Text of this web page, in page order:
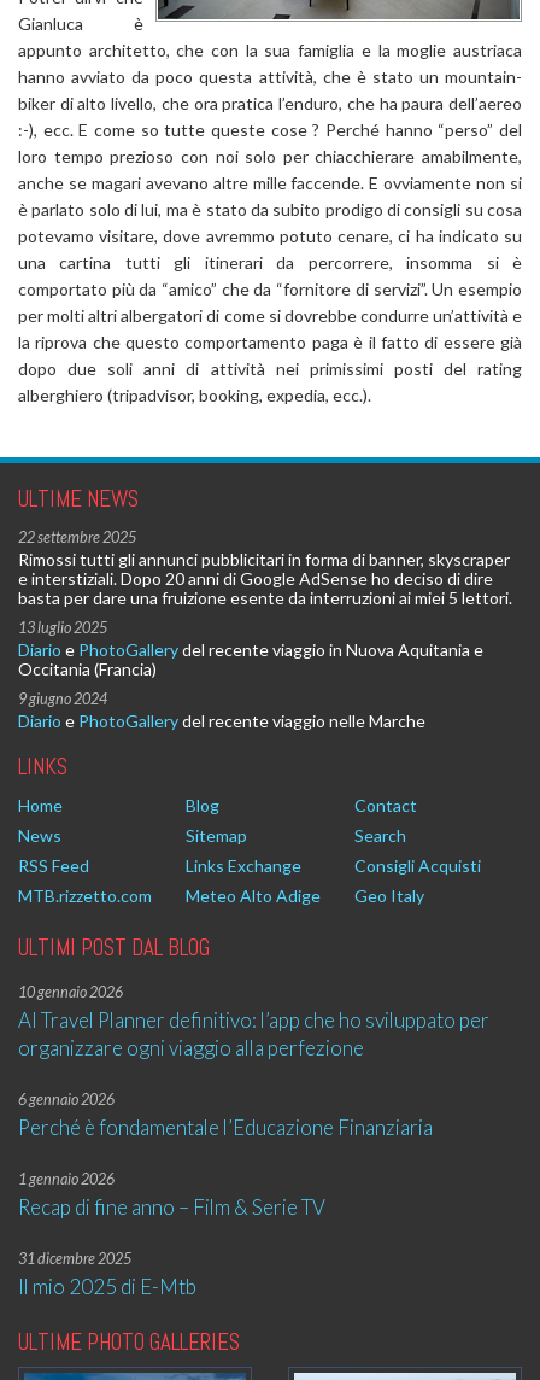
Gianluca è
appunto architetto, che con la sua famiglia e la moglie austriaca
hanno avviato da poco questa attività, che è stato un mountain-
biker di alto livello, che ora pratica l’enduro, che ha paura dell’aereo
:-), ecc. E come so tutte queste cose ? Perché hanno “perso” del
loro tempo prezioso con noi solo per chiacchierare amabilmente,
anche se magari avevano altre mille faccende. E ovviamente non si
è parlato solo di lui, ma è stato da subito prodigo di consigli su cosa
potevamo visitare, dove avremmo potuto cenare, ci ha indicato su
una cartina tutti gli itinerari da percorrere, insomma si è
comportato più da “amico” che da “fornitore di servizi”. Un esempio
per molti altri albergatori di come si dovrebbe condurre un’attività e
la riprova che questo comportamento paga è il fatto di essere già
dopo due soli anni di attività nei primissimi posti del rating
alberghiero (tripadvisor, booking, expedia, ecc.).
ULTIME NEWS
22 settembre 2025
Rimossi tutti gli annunci pubblicitari in forma di banner, skyscraper
e interstiziali. Dopo 20 anni di Google AdSense ho deciso di dire
basta per dare una fruizione esente da interruzioni ai miei 5 lettori.
13 luglio 2025
Diario e PhotoGallerydel recente viaggio in Nuova Aquitania e
Occitania (Francia)
9 giugno 2024
Diario e PhotoGallerydel recente viaggio nelle Marche
LINKS
Home Blog
Contact
News
Sitemap
Search
RSS Feed
Links Exchange
Consigli Acquisti
MTB.rizzetto.com
Meteo Alto Adige Geo Italy
ULTIMI POST DAL BLOG
10 gennaio 2026
AI Travel Planner definitivo: l’app che ho sviluppato per
organizzare ogni viaggio alla perfezione
6 gennaio 2026
Perché è fondamentale l’Educazione Finanziaria
1 gennaio 2026
Recap di fine anno – Film & Serie TV
31 dicembre 2025
Il mio 2025 di E-Mtb
ULTIME PHOTO GALLERIES